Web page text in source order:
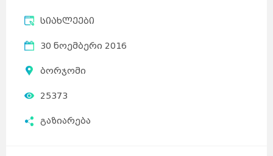
სიახლეები
30 ნოემბერი 2016
ბორჯომი
25373
გაზიარება